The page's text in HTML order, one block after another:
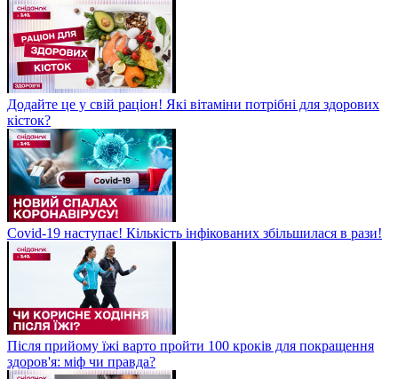
Додайте це у свій раціон! Які вітаміни потрібні для здорових
кісток?
Covid-19 наступає! Кількість інфікованих збільшилася в рази!
Після прийому їжі варто пройти 100 кроків для покращення
здоров'я: міф чи правда?